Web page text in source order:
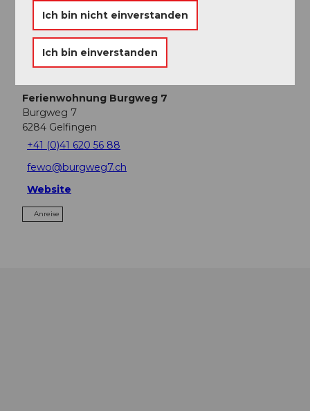
Touren
Ferienwohnung Burgweg 7
Burgweg 7
6284 Gelfingen
+41 (0)41 620 56 88
fewo@burgweg7.ch
Website
Anreise
Ich bin nicht einverstanden
Ich bin einverstanden